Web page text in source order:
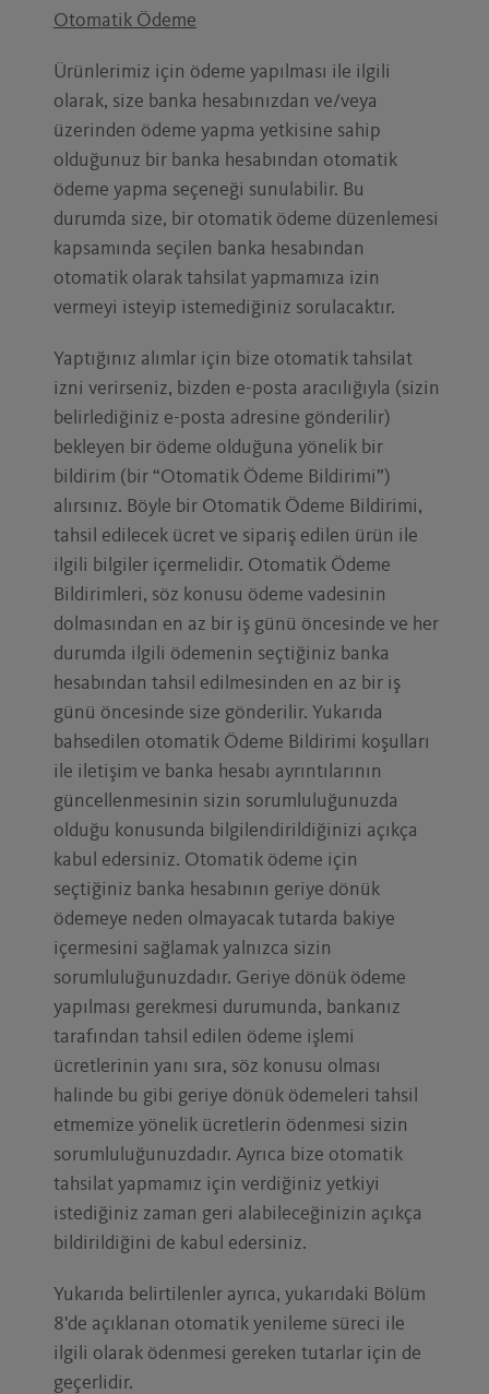
Otomatik Ödeme
Ürünlerimiz için ödeme yapılması ile ilgili
olarak, size banka hesabınızdan ve/veya
üzerinden ödeme yapma yetkisine sahip
olduğunuz bir banka hesabından otomatik
ödeme yapma seçeneği sunulabilir. Bu
durumda size, bir otomatik ödeme düzenlemesi
kapsamında seçilen banka hesabından
otomatik olarak tahsilat yapmamıza izin
vermeyi isteyip istemediğiniz sorulacaktır.
Yaptığınız alımlar için bize otomatik tahsilat
izni verirseniz, bizden e-posta aracılığıyla (sizin
belirlediğiniz e-posta adresine gönderilir)
bekleyen bir ödeme olduğuna yönelik bir
bildirim (bir “Otomatik Ödeme Bildirimi”)
alırsınız. Böyle bir Otomatik Ödeme Bildirimi,
tahsil edilecek ücret ve sipariş edilen ürün ile
ilgili bilgiler içermelidir. Otomatik Ödeme
Bildirimleri, söz konusu ödeme vadesinin
dolmasından en az bir iş günü öncesinde ve her
durumda ilgili ödemenin seçtiğiniz banka
hesabından tahsil edilmesinden en az bir iş
günü öncesinde size gönderilir. Yukarıda
bahsedilen otomatik Ödeme Bildirimi koşulları
ile iletişim ve banka hesabı ayrıntılarının
güncellenmesinin sizin sorumluluğunuzda
olduğu konusunda bilgilendirildiğinizi açıkça
kabul edersiniz. Otomatik ödeme için
seçtiğiniz banka hesabının geriye dönük
ödemeye neden olmayacak tutarda bakiye
içermesini sağlamak yalnızca sizin
sorumluluğunuzdadır. Geriye dönük ödeme
yapılması gerekmesi durumunda, bankanız
tarafından tahsil edilen ödeme işlemi
ücretlerinin yanı sıra, söz konusu olması
halinde bu gibi geriye dönük ödemeleri tahsil
etmemize yönelik ücretlerin ödenmesi sizin
sorumluluğunuzdadır. Ayrıca bize otomatik
tahsilat yapmamız için verdiğiniz yetkiyi
istediğiniz zaman geri alabileceğinizin açıkça
bildirildiğini de kabul edersiniz.
Yukarıda belirtilenler ayrıca, yukarıdaki Bölüm
8'de açıklanan otomatik yenileme süreci ile
ilgili olarak ödenmesi gereken tutarlar için de
geçerlidir.